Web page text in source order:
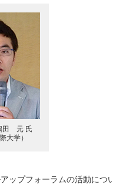
田 元 氏
大学）
ップフォーラムの活動に